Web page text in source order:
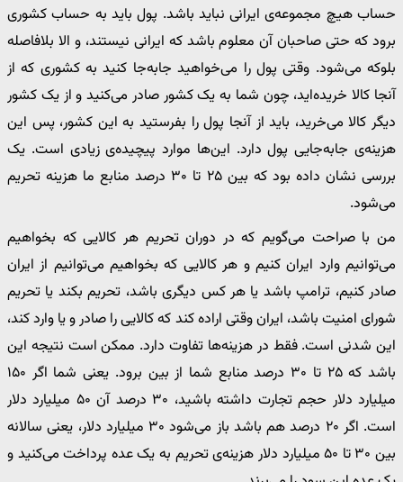
حساب هیچ مجموعه‌ی ایرانی نباید باشد. پول باید به حساب کشوری
برود که حتی صاحبان آن معلوم باشد که ایرانی نیستند، و الا بلافاصله
بلوکه می‌شود. وقتی پول را می‌خواهید جابه‌جا کنید به کشوری که از
آنجا کالا خریده‌اید، چون شما به یک کشور صادر می‌کنید و از یک کشور
دیگر کالا می‌خرید، باید از آنجا پول را بفرستید به این کشور، پس این
هزینه‌ی جابه‌جایی پول دارد. این‌ها موارد پیچیده‌ی زیادی است. یک
بررسی نشان داده بود که بین ۲۵ تا ۳۰ درصد منابع ما هزینه تحریم
می‌شود.
من با صراحت می‌گویم که در دوران تحریم هر کالایی که بخواهیم
می‌توانیم وارد ایران کنیم و هر کالایی که بخواهیم می‌توانیم از ایران
صادر کنیم، ترامپ باشد یا هر کس دیگری باشد، تحریم بکند یا تحریم
شورای امنیت باشد، ایران وقتی اراده کند که کالایی را صادر و یا وارد کند،
این شدنی است. فقط در هزینه‌ها تفاوت دارد. ممکن است نتیجه این
باشد که ۲۵ تا ۳۰ درصد منابع شما از بین برود. یعنی شما اگر ۱۵۰
میلیارد دلار حجم تجارت داشته باشید، ۳۰ درصد آن ۵۰ میلیارد دلار
است. اگر ۲۰ درصد هم باشد باز می‌شود ۳۰ میلیارد دلار، یعنی سالانه
بین ۳۰ تا ۵۰ میلیارد دلار هزینه‌ی تحریم به یک عده پرداخت می‌کنید و